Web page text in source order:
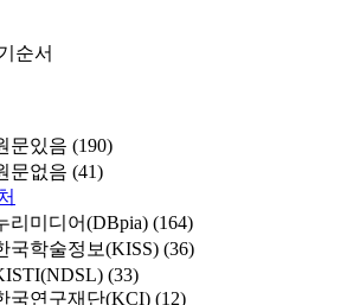
순서
문있음 (190)
문없음 (41)
리미디어(DBpia) (164)
국학술정보(KISS) (36)
(33)
국연구재단(KCI) (12)